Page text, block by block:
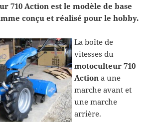
710 Action est le modèle de base
conçu et réalisé pour le hobby.
La boîte de
vitesses du
motoculteur 710
Actiona une
marche avant et
une marche
arrière.